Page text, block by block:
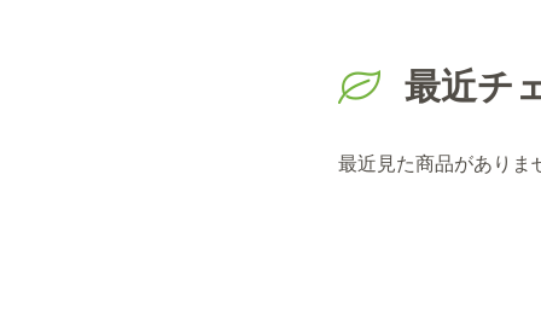
最近チ
最近見た商品がありま